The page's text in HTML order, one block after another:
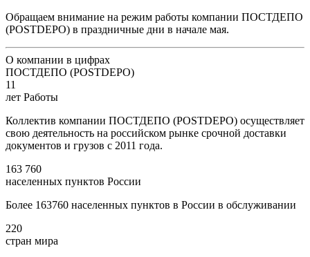
Обращаем внимание на режим работы компании ПОСТДЕПО
(POSTDEPO) в праздничные дни в начале мая.
О компании в цифрах
ПОСТДЕПО (POSTDEPO)
11
лет Работы
Коллектив компании ПОСТДЕПО (POSTDEPO) осуществляет
свою деятельность на российском рынке срочной доставки
документов и грузов с 2011 года.
163 760
населенных пунктов России
Более 163760 населенных пунктов в России в обслуживании
220
стран мира